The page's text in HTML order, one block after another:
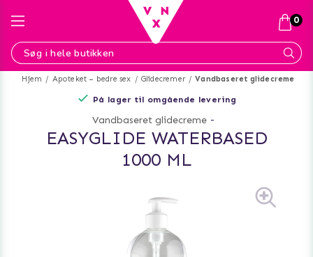
Hjem Apoteket – bedre sex Glidecremer Vandbaseret glidecreme
På lager til omgående levering
Vandbaseret glidecreme -
EASYGLIDE WATERBASED
1000 ML
0